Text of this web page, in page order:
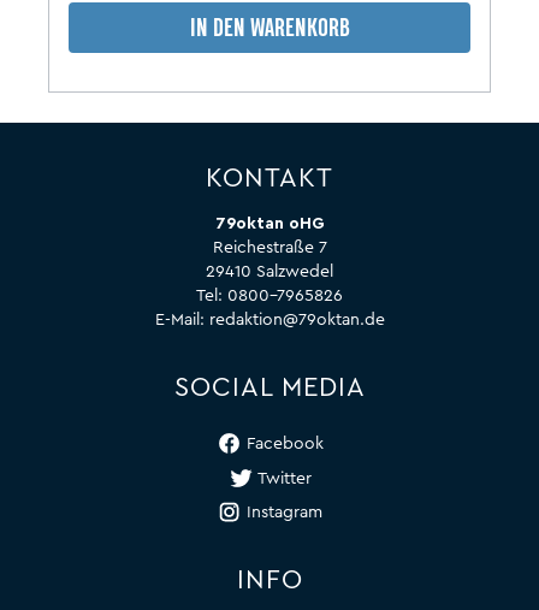
IN DEN WARENKORB
KONTAKT
79oktan oHG
Reichestraße 7
29410 Salzwedel
Tel: 0800-7965826
E-Mail: redaktion@79oktan.de
SOCIAL MEDIA
Facebook
Twitter
Instagram
INFO